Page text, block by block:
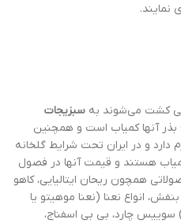
نمایند.
کشت می‌شوند به سبزیجات
آنها کمیاب است و همچنین
و در ایران تحت شرایط گلخانه
هستند و قیمت آنها در فصول
همچون ریحان ایتالیایی، کاهو
انواع نعنا (نعنا موهیتو یا
سوییس چارد، بی بی اسفناج،